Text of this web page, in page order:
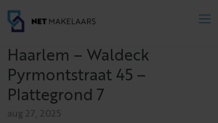
Haarlem – Waldeck
Pyrmontstraat 45 –
Plattegrond 7
aug 27, 2025